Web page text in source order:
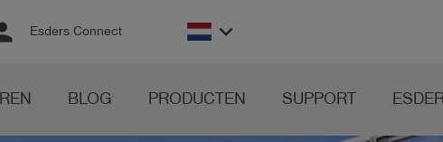
Esders Connect keyboard_arrow_down
BLOG PRODUCTEN SUPPORT